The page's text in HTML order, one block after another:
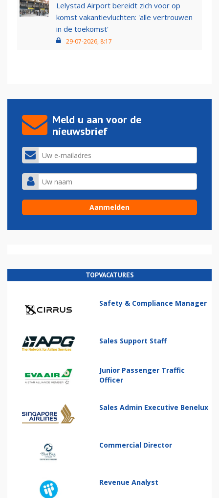
Lelystad Airport bereidt zich voor op
komst vakantievluchten: 'alle vertrouwen
in de toekomst'
29-07-2026, 8:17
Meld u aan voor de
nieuwsbrief
TOPVACATURES
Safety & Compliance Manager
Sales Support Staff
Junior Passenger Traffic
Officer
Sales Admin Executive Benelux
Commercial Director
Revenue Analyst